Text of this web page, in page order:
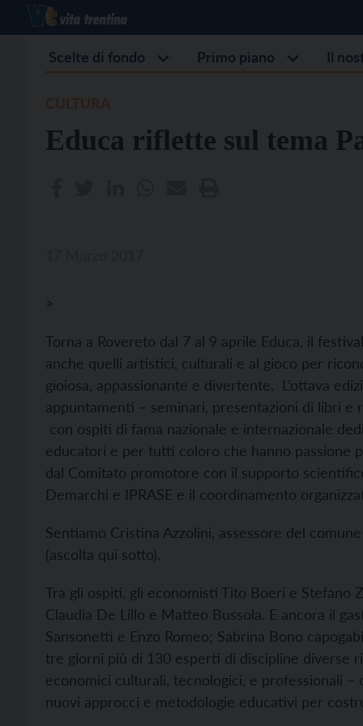
Scelte di fondo Primo piano Il
Educa riflette sul tema
>
Torna a Rovereto dal 7 al 9 aprile Educa, il
anche quelli artistici, culturali e al gioco per
gioiosa, appassionante e divertente. L’ottava
appuntamenti – seminari, presentazioni di libri
con ospiti di fama nazionale e internazionale
educatori e per tutti coloro che hanno passione
dal Comitato promotore con il supporto
Demarchi e IPRASE e il coordinamento
Sentiamo Cristina Azzolini, assessore del
(ascolta qui sotto).
Tra gli ospiti, gli economisti Tito Boeri e Stefano
Claudia De Lillo e Matteo Bussola. E ancora il
Sansonetti e Enzo Romeo; Sabrina Bono
tre giorni più di 130 esperti di discipline diverse
economici culturali, tecnologici, e professionali
nuovi approcci e metodologie educativi per